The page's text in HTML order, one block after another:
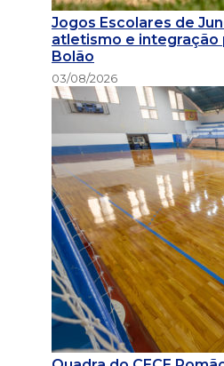
Jogos Escolares de
atletismo e integração
Bolão
03/08/2026